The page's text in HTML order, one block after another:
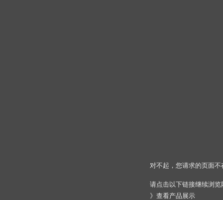
对不起，您请求的页面
请点击以下链接继续浏览
》 查看产品展示